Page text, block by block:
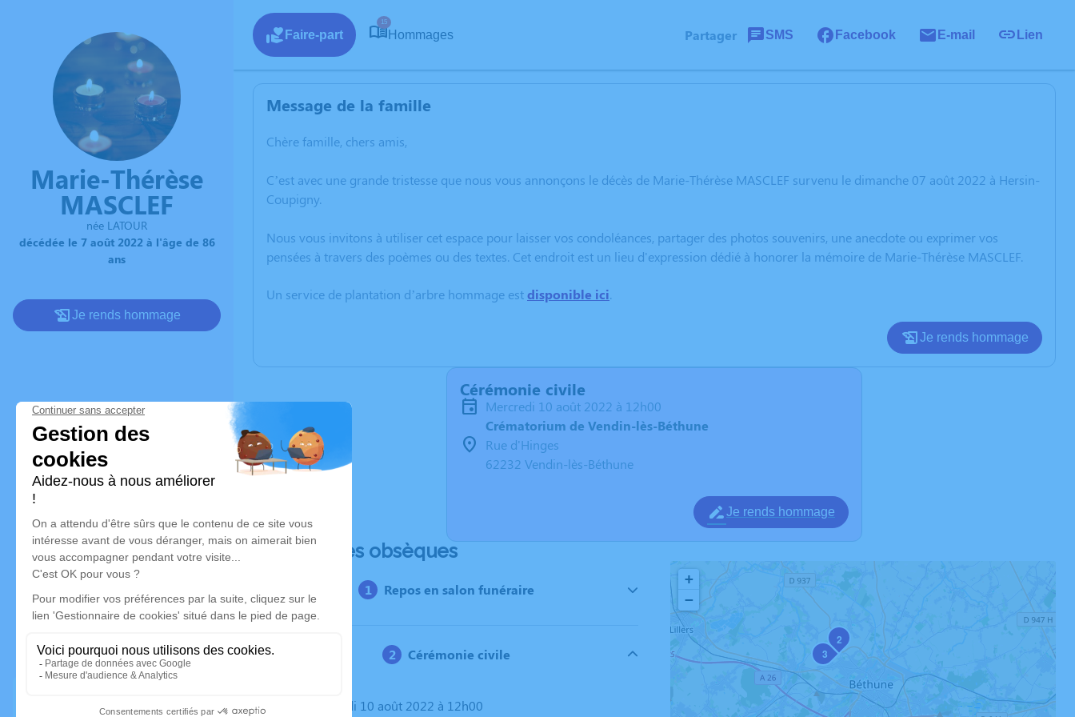
Marie-Thérèse
MASCLEF
née LATOUR
décédée le 7 août 2022 à l'âge de 86
ans
Je rends hommage
Faire-part
15
Hommages Partager SMS Facebook E-mail Lien
Message de la famille
Chère famille, chers amis,
C’est avec une grande tristesse que nous vous annonçons le décès de Marie-Thérèse MASCLEF survenu le dimanche 07 août 2022 à Hersin-
Coupigny.
Nous vous invitons à utiliser cet espace pour laisser vos condoléances, partager des photos souvenirs, une anecdote ou exprimer vos
pensées à travers des poèmes ou des textes. Cet endroit est un lieu d'expression dédié à honorer la mémoire de Marie-Thérèse MASCLEF.
Un service de plantation d’arbre hommage estdisponible ici.
Je rends hommage
Cérémonie civile
mercredi 10 août 2022 à 12h00
Crématorium de Vendin-lès-Béthune
Rue d'Hinges
62232 Vendin-lès-Béthune
Je rends hommage
Déroulé des obsèques
Repos en salon funéraire
Cérémonie civile
Le mercredi 10 août 2022 à 12h00
2
3
+
−